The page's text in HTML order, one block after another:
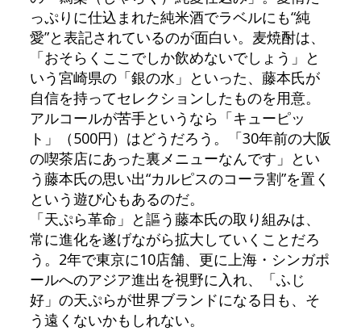
っぷりに仕込まれた純米酒でラベルにも“純
愛”と表記されているのが面白い。麦焼酎は、
「おそらくここでしか飲めないでしょう」と
いう宮崎県の「銀の水」といった、藤本氏が
自信を持ってセレクションしたものを用意。
アルコールが苦手というなら「キューピッ
ト」（500円）はどうだろう。「30年前の大阪
の喫茶店にあった裏メニューなんです」とい
う藤本氏の思い出“カルピスのコーラ割”を置く
という遊び心もあるのだ。
「天ぷら革命」と謳う藤本氏の取り組みは、
常に進化を遂げながら拡大していくことだろ
う。2年で東京に10店舗、更に上海・シンガポ
ールへのアジア進出を視野に入れ、「ふじ
好」の天ぷらが世界ブランドになる日も、そ
う遠くないかもしれない。